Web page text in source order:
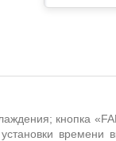
кнопка «
времени